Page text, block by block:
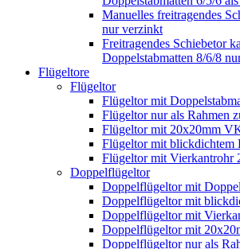
Manuelles freitragendes
nur verzinkt
Freitragendes Schiebetor
Doppelstabmatten 8/6/8
Flügeltore
Flügeltor
Flügeltor mit
Flügeltor nur als Rahmen
Flügeltor mit 20x20mm
Flügeltor mit blickdichtem
Flügeltor mit Vierkantrohr
Doppelflügeltor
Doppelflügeltor mit
Doppelflügeltor mit
Doppelflügeltor mit
Doppelflügeltor mit
Doppelflügeltor nur als